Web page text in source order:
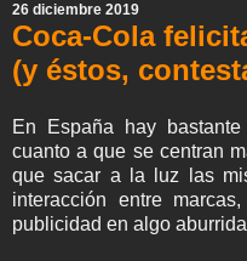
26 diciembre 2019
Coca-Cola
(y éstos,
En España hay
cuanto a que se centran
que sacar a la luz las
interacción entre
publicidad en algo